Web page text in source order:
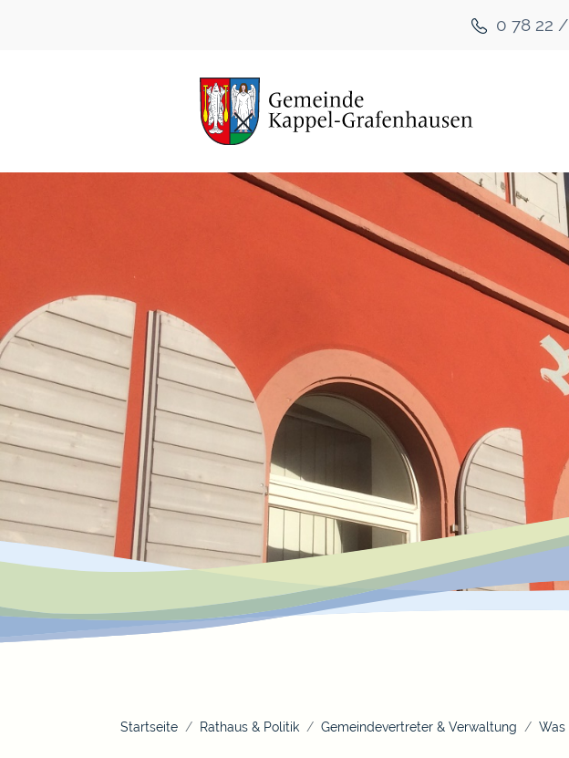
0 78 22
Startseite Rathaus & Politik Gemeindevertreter & Verwaltung Was